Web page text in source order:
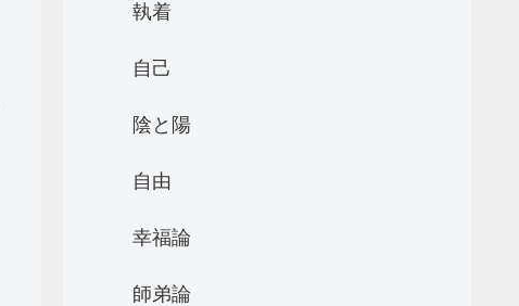
執着
自己
陰と陽
自由
幸福論
師弟論